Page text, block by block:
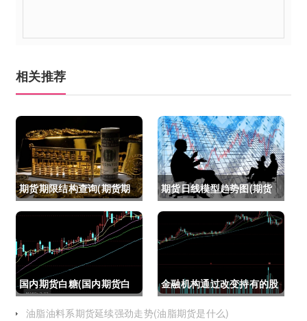
相关推荐
期货期限结构查询(期货期
限结构)
期货日线模型趋势图(期货
日线模型趋势图怎么看)
国内期货白糖(国内期货白
糖合约是怎么交割)
金融机构通过改变持有的股
指期货合约(股指期货合约
油脂油料系期货延续强劲走势(油脂期货是什么)